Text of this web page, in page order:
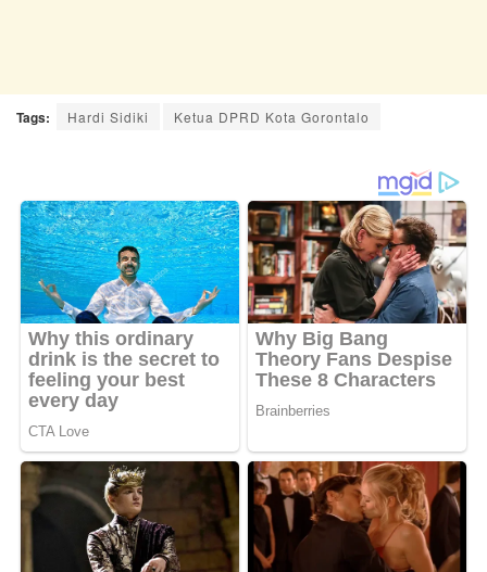
Tags: Hardi Sidiki Ketua DPRD Kota Gorontalo